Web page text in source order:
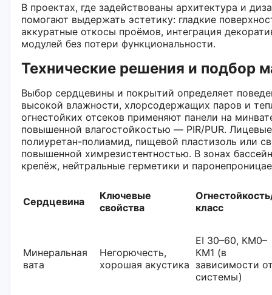
В проектах, где задействованы архитектура и
помогают выдержать эстетику: гладкие
аккуратные откосы проёмов, интеграция
модулей без потери функциональности.
Технические решения и подбор
Выбор сердцевины и покрытий определяет
высокой влажности, хлорсодержащих паров и
огнестойких отсеков применяют панели на
повышенной влагостойкостью — PIR/PUR.
полиуретан-полиамид, пищевой пластизоль или
повышенной химрезистентностью. В зонах
крепёж, нейтральные герметики и
Сердцевина
Ключевые
свойства
класс
Минеральная
вата
Негорючесть,
хорошая акустика
EI 30–60, КМ0–
КМ1 (в
зависимости
системы)